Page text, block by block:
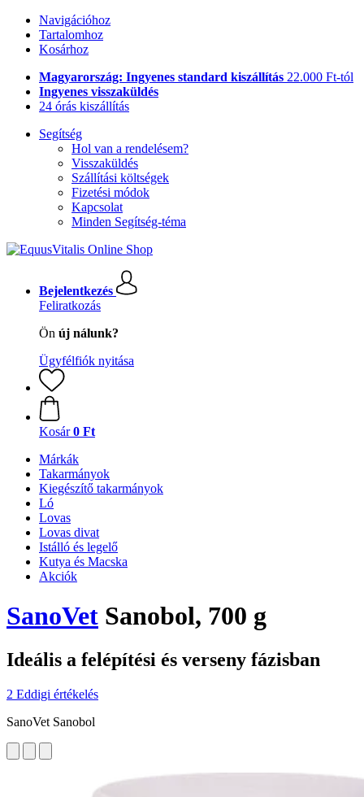
Navigációhoz
Tartalomhoz
Kosárhoz
Magyarország: Ingyenes standard kiszállítás 22.000 Ft-tól
Ingyenes visszaküldés
24 órás kiszállítás
Segítség
Hol van a rendelésem?
Visszaküldés
Szállítási költségek
Fizetési módok
Kapcsolat
Minden Segítség-téma
Bejelentkezés
Feliratkozás
Ön új nálunk?
Ügyfélfiók nyitása
Kosár 0 Ft
Márkák
Takarmányok
Kiegészítő takarmányok
Ló
Lovas
Lovas divat
Istálló és legelő
Kutya és Macska
Akciók
SanoVet Sanobol, 700 g
Ideális a felépítési és verseny fázisban
2 Eddigi értékelés
SanoVet Sanobol